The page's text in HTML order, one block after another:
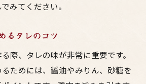
みてください。
るタレのコツ
際、タレの味が非常に重要です。
ためには、醤油やみりん、砂糖を